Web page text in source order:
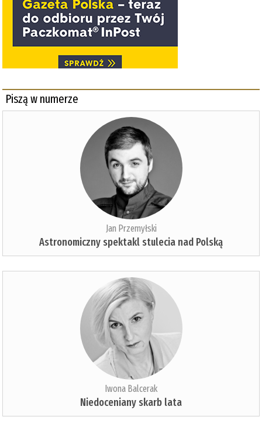
Piszą w numerze
Jan Przemyłski
Astronomiczny spektakl stulecia nad Polską
Iwona Balcerak
Niedoceniany skarb lata